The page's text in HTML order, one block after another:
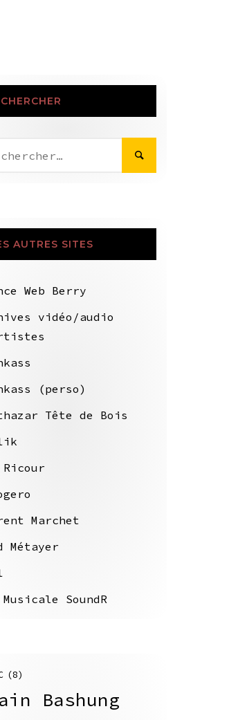
AUTRES SITES
Web Berry
vidéo/audio
(perso)
Tête de Bois
Ricour
Marchet
Métayer
Musicale SoundR
(8)
Bashung